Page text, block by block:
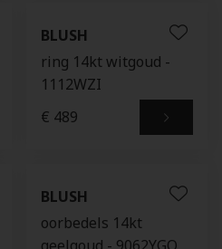
BLUSH
ring 14kt witgoud -
1112WZI
€ 489
BLUSH
oorbedels 14kt